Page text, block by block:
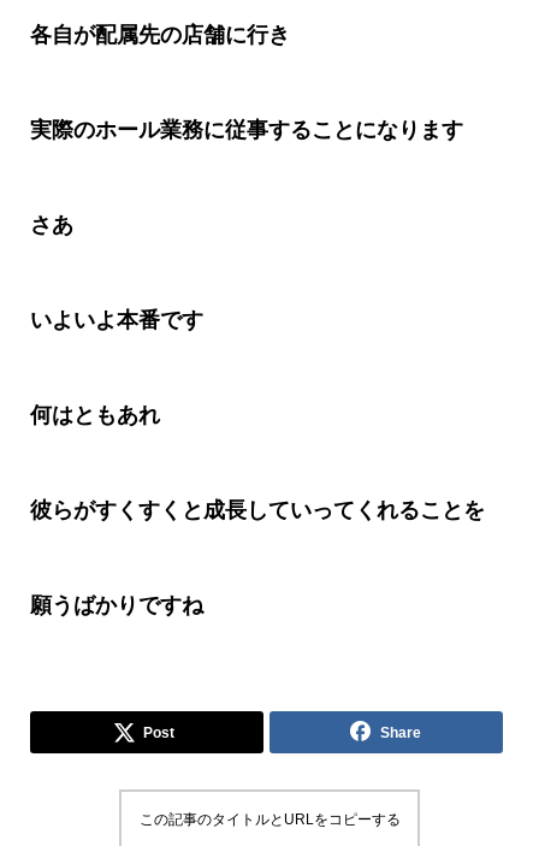
各自が配属先の店舗に行き
実際のホール業務に従事することになります
さあ
いよいよ本番です
何はともあれ
彼らがすくすくと成長していってくれることを
願うばかりですね
Post Share
この記事のタイトルとURLをコピーする